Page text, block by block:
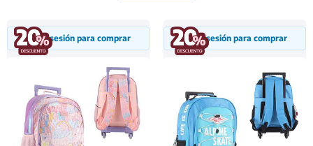
Inicia sesión para comprar Inicia sesión para comprar